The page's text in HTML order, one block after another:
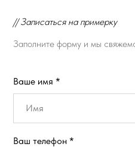
// Записаться на примерку
Ваше имя *
Ваш телефон *
Заполните форму и мы